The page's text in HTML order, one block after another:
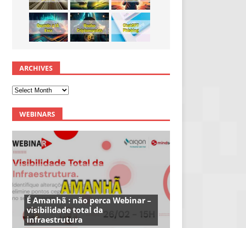
ARCHIVES
WEBINARS
É Amanhã : não perca Webinar –
visibilidade total da
infraestrutura